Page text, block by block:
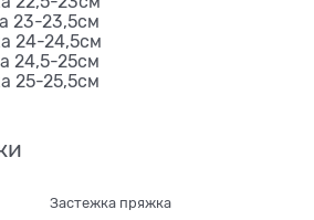
23-23,5см
24-24,5см
24,5-25см
25-25,5см
Застежка пряжка